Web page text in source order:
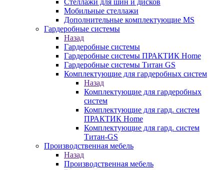
Стеллажи для шин и дисков
Мобильные стеллажи
Дополнительные комплектующие MS
Гардеробные системы
Назад
Гардеробные системы
Гардеробные системы ПРАКТИК Home
Гардеробные системы Титан GS
Комплектующие для гардеробных систем
Назад
Комплектующие для гардеробных
систем
Комплектующие для гард. систем
ПРАКТИК Home
Комплектующие для гард. систем
Титан-GS
Производственная мебель
Назад
Производственная мебель